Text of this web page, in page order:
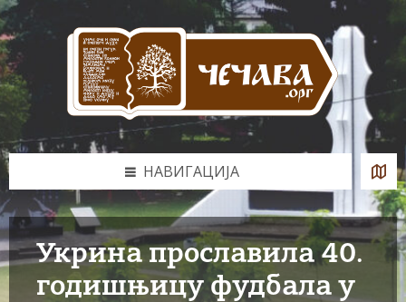
Skip
to
content
Skip
to
left
sidebar
Skip
to
footer
НАВИГАЦИЈА
Укрина прославила 40.
годишњицу фудбала у